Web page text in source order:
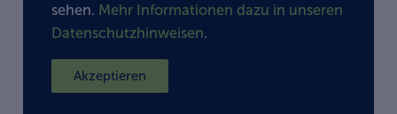
sehen. Mehr Informationen dazu in unseren
Datenschutzhinweisen.
Akzeptieren